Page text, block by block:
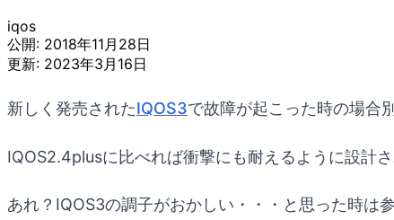
iqos
公開: 2018年11月28日
更新: 2023年3月16日
新しく発売されたIQOS3で故障が起こった時の場合
IQOS2.4plusに比べれば衝撃にも耐えるように設計
あれ？IQOS3の調子がおかしい・・・と思った時は